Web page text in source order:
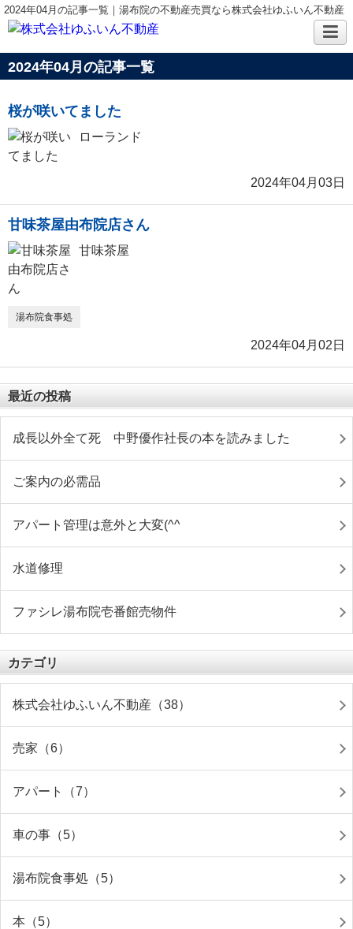
2024年04月の記事一覧｜湯布院の不動産売買なら株式会社ゆふいん不動産
2024年04月の記事一覧
桜が咲いてました
ローランド
2024年04月03日
甘味茶屋由布院店さん
甘味茶屋
湯布院食事処
2024年04月02日
最近の投稿
成長以外全て死 中野優作社長の本を読みました
ご案内の必需品
アパート管理は意外と大変(^^ゞ
水道修理
ファシレ湯布院壱番館売物件
カテゴリ
株式会社ゆふいん不動産（38）
売家（6）
アパート（7）
車の事（5）
湯布院食事処（5）
本（5）